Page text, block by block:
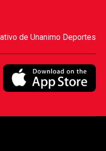
de Unanimo Deportes